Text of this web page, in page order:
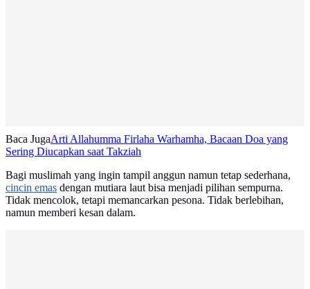
Baca JugaArti Allahumma Firlaha Warhamha, Bacaan Doa yang
Sering Diucapkan saat Takziah
Bagi muslimah yang ingin tampil anggun namun tetap sederhana,
cincin emas dengan mutiara laut bisa menjadi pilihan sempurna.
Tidak mencolok, tetapi memancarkan pesona. Tidak berlebihan,
namun memberi kesan dalam.